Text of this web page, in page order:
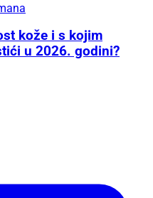
kože i s kojim
u 2026. godini?